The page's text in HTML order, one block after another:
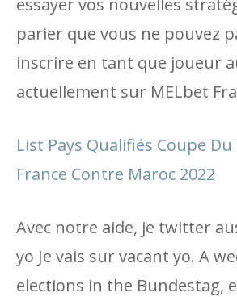
essayer vos nouvelles
parier que vous ne pouvez
inscrire en tant que joueur
actuellement sur MELbet
List Pays Qualifiés Coupe
France Contre Maroc 2022
Avec notre aide, je twitter
yo Je vais sur vacant yo. A
elections in the Bundestag,